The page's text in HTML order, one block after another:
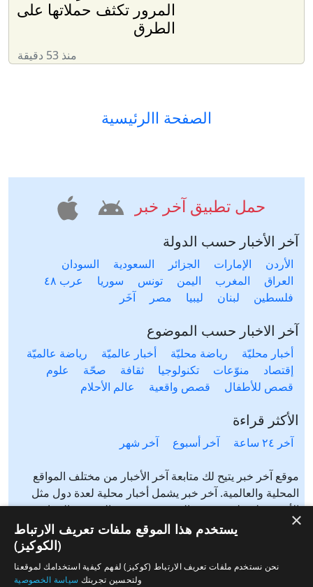
المرور تكثف حملاتها على
الطرق
منذ 53 دقيقة
الصفحة االرئيسية
حمل تطبيق آخر خبر
آخر الأخبار حسب الدولة
الأردن الإمارات الجزائر السعودية
السودان
العراق
المغرب اليمن تونس سوريا
عرب ٤٨
فلسطين
لبنان ليبيا مصر آخَر
آخر الاخبار حسب الموضوع
أخبار محليّة رياضة محليّة أخبار عالميّة
رياضة عالميّة
إقتصاد
منوّعات تكنولوجيا ثقافة صحّة
علوم
قصص للأطفال
قصص واقعية عالم الأحلام
الأكثر قراءة
آخر ٢٤ ساعة آخر أسبوع آخر شهر
موقع آخر خبر يتيح لك متابعة آخر الأخبار من مختلف المواقع
المحلية والعالمية. آخر خبر يشمل أخبار محلية لعدة دول مثل
الأردن، فلسطين، مصر، السعودية، تونس، المغرب، الجزائر،
عرب ٤٨، لبنان، العراق، اليمن وغيرها آخر خبر يتيح متابعة أخبار
من شتى المواضيع مثل: أخبار محلية، أخبار عالمية، رياضة،
إقتصاد، ثقافة، منوعات وغيرها تابع الأخبار المحلية والعالمية من
مختلف المواقع الإخبارية: الجزيرة، العربية، بي بي سي، سي ان
×
يستخدم هذا الموقع ملفات تعريف الارتباط
(الكوكيز)
نحن نستخدم ملفات تعريف الارتباط (كوكيز) لفهم كيفية استخدامك لموقعنا
ولتحسين تجربتك سياسة الخصوصية